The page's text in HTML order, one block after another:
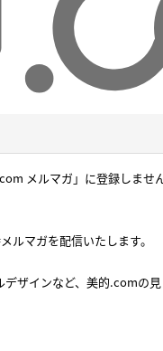
メルマガ」に登録しませ
ルマガを配信いたします。
ザインなど、美的.comの